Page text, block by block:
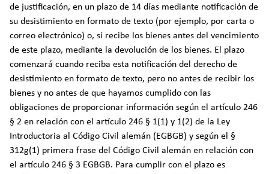
de justificación, en un plazo de 14 días mediante notificación de
su desistimiento en formato de texto (por ejemplo, por carta o
correo electrónico) o, si recibe los bienes antes del vencimiento
de este plazo, mediante la devolución de los bienes. El plazo
comenzará cuando reciba esta notificación del derecho de
desistimiento en formato de texto, pero no antes de recibir los
bienes y no antes de que hayamos cumplido con las
obligaciones de proporcionar información según el artículo 246
§ 2 en relación con el artículo 246 § 1(1) y 1(2) de la Ley
Introductoria al Código Civil alemán (EGBGB) y según el §
312g(1) primera frase del Código Civil alemán en relación con
el artículo 246 § 3 EGBGB. Para cumplir con el plazo es